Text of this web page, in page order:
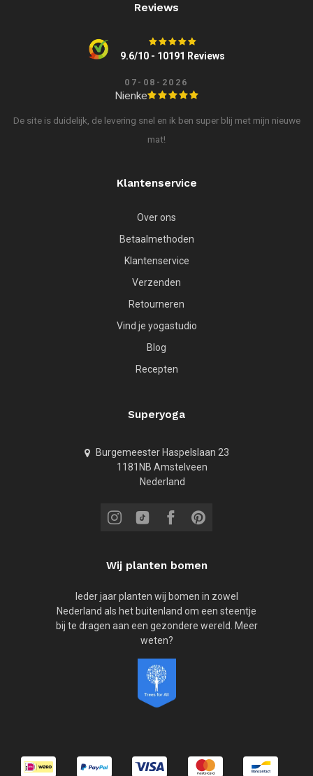
Reviews
9.6/10 - 10191 Reviews
07-08-2026
Nienke
De site is duidelijk, de levering snel en ik ben super blij met mijn nieuwe
mat!
Klantenservice
Over ons
Betaalmethoden
Klantenservice
Verzenden
Retourneren
Vind je yogastudio
Blog
Recepten
Superyoga
Burgemeester Haspelslaan 23
1181NB Amstelveen
Nederland
Wij planten bomen
Ieder jaar planten wij bomen in zowel
Nederland als het buitenland om een steentje
bij te dragen aan een gezondere wereld. Meer
weten?